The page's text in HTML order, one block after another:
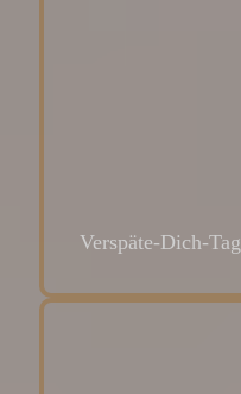
Verspäte-Dich-Tag